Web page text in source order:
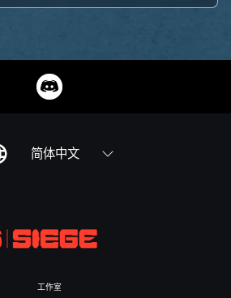
简体中文
工作室